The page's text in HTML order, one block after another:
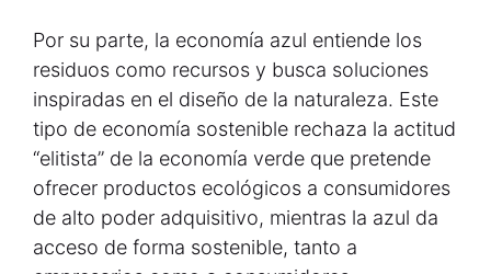
Por su parte, la economía azul entiende los
residuos como recursos y busca soluciones
inspiradas en el diseño de la naturaleza. Este
tipo de economía sostenible rechaza la actitud
“elitista” de la economía verde que pretende
ofrecer productos ecológicos a consumidores
de alto poder adquisitivo, mientras la azul da
acceso de forma sostenible, tanto a